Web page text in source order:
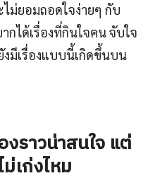
ม่ยอมถอดใจง่ายๆ กับ
กได้เรื่องที่กินใจคน จับใจ
งมีเรื่องแบบนี้เกิดขึ้นบน
ราวน่าสนใจ แต่
เก่งไหม